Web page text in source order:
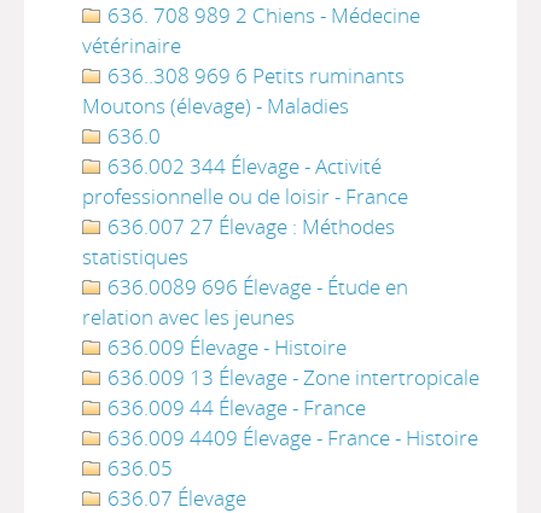
636. 708 989 2 Chiens - Médecine
vétérinaire
636..308 969 6 Petits ruminants
Moutons (élevage) - Maladies
636.0
636.002 344 Élevage - Activité
professionnelle ou de loisir - France
636.007 27 Élevage : Méthodes
statistiques
636.0089 696 Élevage - Étude en
relation avec les jeunes
636.009 Élevage - Histoire
636.009 13 Élevage - Zone intertropicale
636.009 44 Élevage - France
636.009 4409 Élevage - France - Histoire
636.05
636.07 Élevage